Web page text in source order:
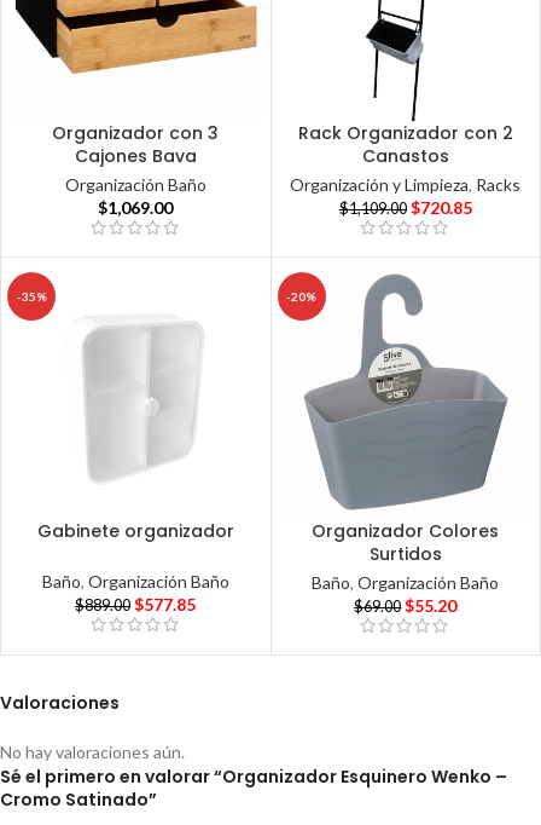
Organizador con 3
Cajones Bava
Organización Baño
$1,069.00
Rack Organizador con 2
Canastos
Organización y Limpieza, Racks
$1,109.00 $720.85
-35%
Gabinete organizador
Baño, Organización Baño
$889.00 $577.85
-20%
Organizador Colores
Surtidos
Baño,Organización Baño
$69.00 $55.20
Valoraciones
No hay valoraciones aún.
Sé el primero en valorar “Organizador Esquinero Wenko –
Cromo Satinado”